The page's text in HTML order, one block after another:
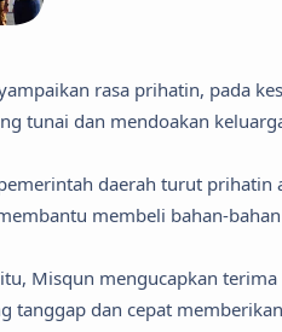
rasa prihatin, pada
tunai dan mendoakan
daerah turut prihatin
membeli bahan-
Misqun mengucapkan
tanggap dan cepat